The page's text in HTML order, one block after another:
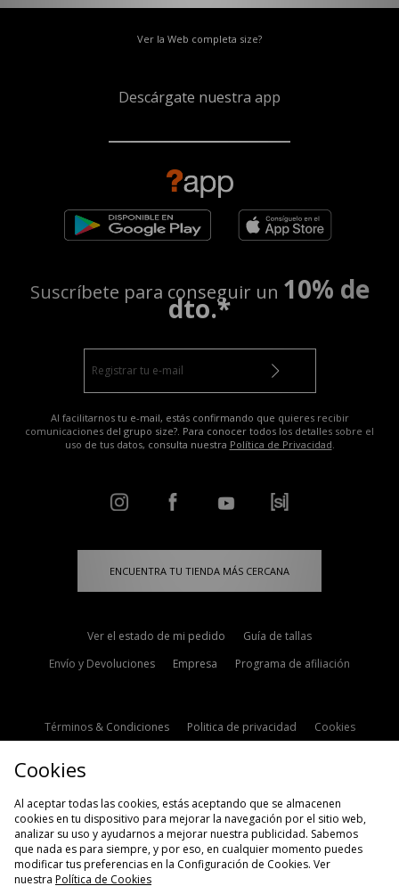
Ver la Web completa size?
Descárgate nuestra app
Suscríbete para conseguir un 10% de
dto.*
Al facilitarnos tu e-mail, estás confirmando que quieres recibir
comunicaciones del grupo size?. Para conocer todos los detalles sobre el
uso de tus datos, consulta nuestra Política de Privacidad
ENCUENTRA TU TIENDA MÁS CERCANA
Ver el estado de mi pedido
Guía de tallas
Envío y Devoluciones
Empresa Programa de afiliación
Términos & Condiciones Politica de privacidad
Cookies
Cookies
Al aceptar todas las cookies, estás aceptando que se almacenen
cookies en tu dispositivo para mejorar la navegación por el sitio web,
analizar su uso y ayudarnos a mejorar nuestra publicidad. Sabemos
que nada es para siempre, y por eso, en cualquier momento puedes
modificar tus preferencias en la Configuración de Cookies. Ver
nuestra Política de Cookies